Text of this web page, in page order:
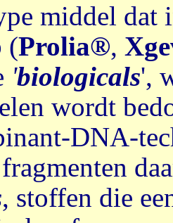
middel dat
(Prolia®,
'biologicals',
wordt
DNA-
, stoffen die